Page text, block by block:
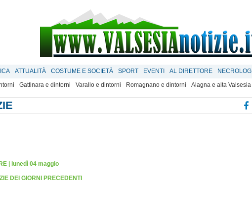
ATTUALITÀ COSTUME E SOCIETÀ SPORT EVENTI AL DIRETTORE NECROLOGI
Gattinara e dintorni Varallo e dintorni Romagnano e dintorni Alagna e alta Valsesia
lunedì 04 maggio
DEI GIORNI PRECEDENTI